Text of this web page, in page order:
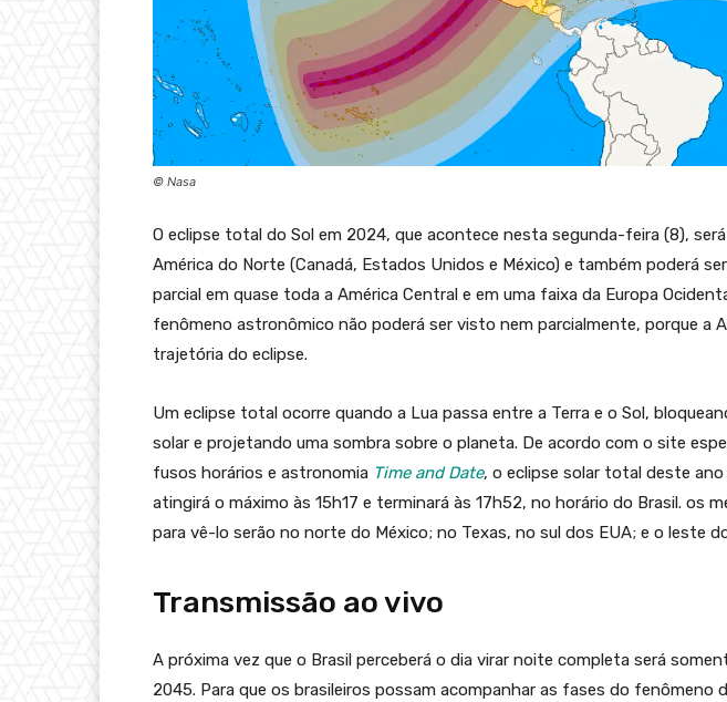
© Nasa
O eclipse total do Sol em 2024, que acontece nesta segunda-feira (8),
América do Norte (Canadá, Estados Unidos e México) e também poderá
parcial em quase toda a América Central e em uma faixa da Europa
fenômeno astronômico não poderá ser visto nem parcialmente, porque a
trajetória do eclipse.
Um eclipse total ocorre quando a Lua passa entre a Terra e o Sol,
solar e projetando uma sombra sobre o planeta. De acordo com o site
fusos horários e astronomia Time and Date, o eclipse solar total deste ano
atingirá o máximo às 15h17 e terminará às 17h52, no horário do Brasil. os
para vê-lo serão no norte do México; no Texas, no sul dos EUA; e o leste
Transmissão ao vivo
A próxima vez que o Brasil perceberá o dia virar noite completa será
2045. Para que os brasileiros possam acompanhar as fases do fenômeno